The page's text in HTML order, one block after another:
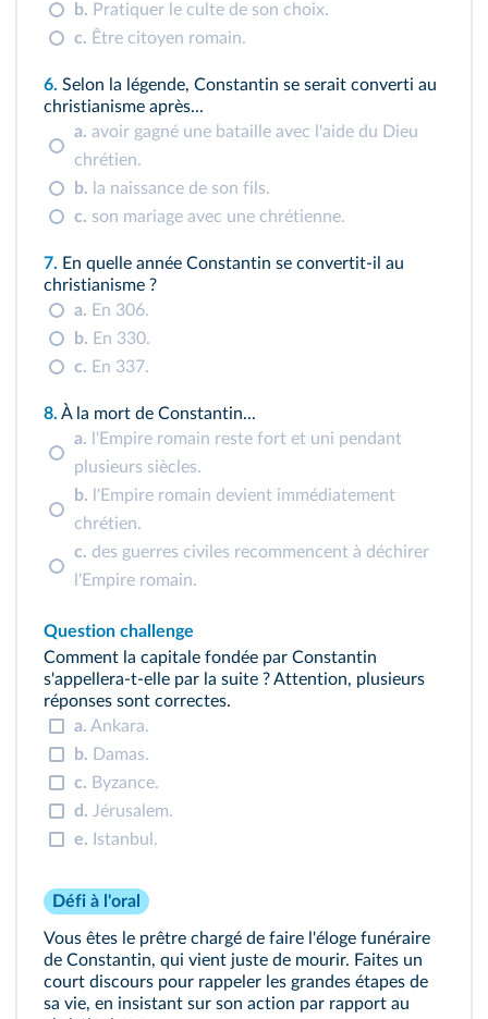
b. Pratiquer le culte de son choix.
c. Être citoyen romain.
6. Selon la légende, Constantin se serait converti au
christianisme après...
a. avoir gagné une bataille avec l'aide du Dieu
chrétien.
b. la naissance de son fils.
c. son mariage avec une chrétienne.
7. En quelle année Constantin se convertit-il au
christianisme ?
a. En 306.
b. En 330.
c. En 337.
8. À la mort de Constantin...
a. l'Empire romain reste fort et uni pendant
plusieurs siècles.
b. l'Empire romain devient immédiatement
chrétien.
c. des guerres civiles recommencent à déchirer
l'Empire romain.
Question challenge
Comment la capitale fondée par Constantin
s'appellera‑t‑elle par la suite ? Attention, plusieurs
réponses sont correctes.
a. Ankara.
b. Damas.
c. Byzance.
d. Jérusalem.
e. Istanbul.
Défi à l'oral
Vous êtes le prêtre chargé de faire l'éloge funéraire
de Constantin, qui vient juste de mourir. Faites un
court discours pour rappeler les grandes étapes de
sa vie, en insistant sur son action par rapport au